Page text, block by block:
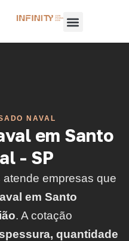
NAVAL
em Santo
- SP
atende empresas que
em Santo
. A cotação
quantidade